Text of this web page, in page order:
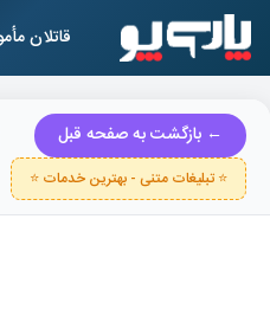
قاتلان مأمور کلانتری
← بازگشت به صفحه قبل
⭐ تبلیغات متنی - بهترین خدمات ⭐